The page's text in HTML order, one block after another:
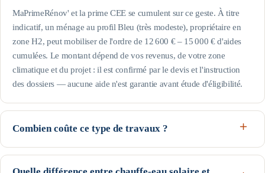
MaPrimeRénov' et la prime CEE se cumulent sur ce geste. À titre
indicatif, un ménage au profil Bleu (très modeste), propriétaire en
zone H2, peut mobiliser de l'ordre de 12 600 € – 15 000 € d'aides
cumulées. Le montant dépend de vos revenus, de votre zone
climatique et du projet : il est confirmé par le devis et l'instruction
des dossiers — aucune aide n'est garantie avant étude d'éligibilité.
Combien coûte ce type de travaux ?
Comptez en ordre de grandeur 14 000 € à 25 000 € selon le
logement, le matériel et la région. Côté économies : chauffage + eau